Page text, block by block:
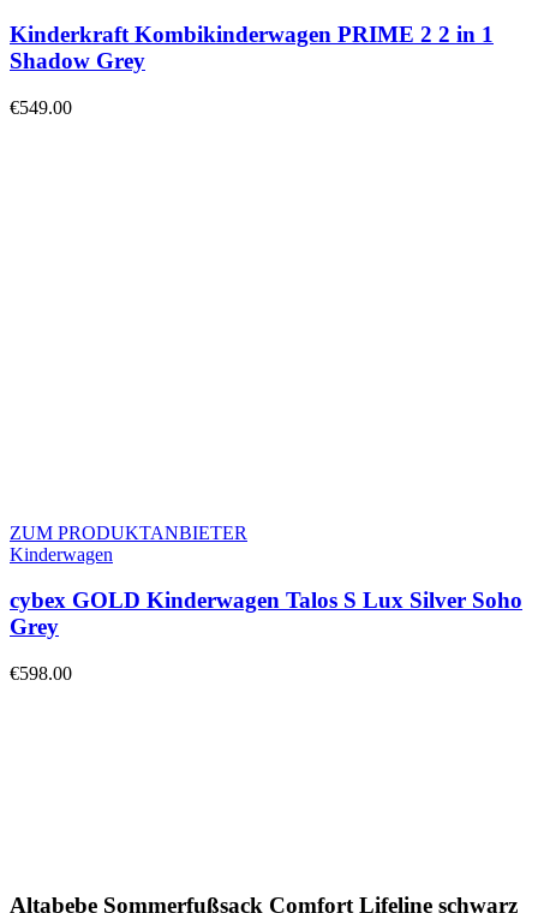
Kinderkraft Kombikinderwagen PRIME 2 2 in 1
Shadow Grey
€549.00
ZUM PRODUKTANBIETER
Kinderwagen
cybex GOLD Kinderwagen Talos S Lux Silver Soho
Grey
€598.00
Altabebe Sommerfußsack Comfort Lifeline schwarz